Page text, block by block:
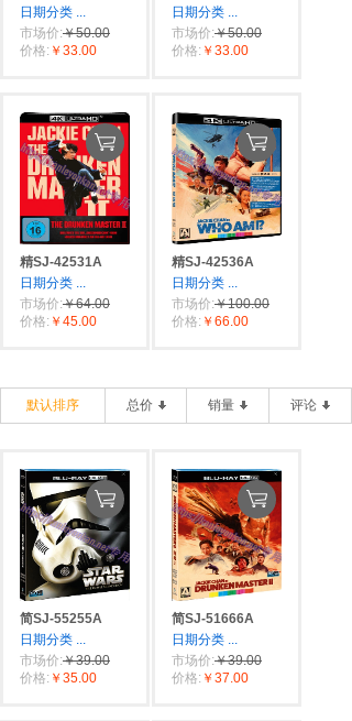
日期分类 ...
市场价:￥50.00
价格: ￥33.00
日期分类 ...
市场价:￥50.00
价格: ￥33.00
精SJ-42531A
日期分类 ...
市场价:￥64.00
价格: ￥45.00
精SJ-42536A
日期分类 ...
市场价:￥100.00
价格: ￥66.00
默认排序 总价 销量 评论
简SJ-55255A
日期分类 ...
市场价:￥39.00
价格: ￥35.00
简SJ-51666A
日期分类 ...
市场价:￥39.00
价格: ￥37.00